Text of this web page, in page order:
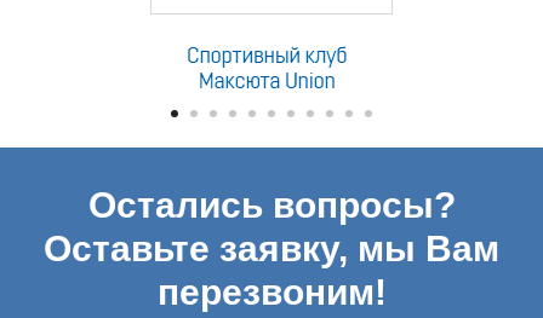
Остались вопросы?
Оставьте заявку, мы Вам
перезвоним!